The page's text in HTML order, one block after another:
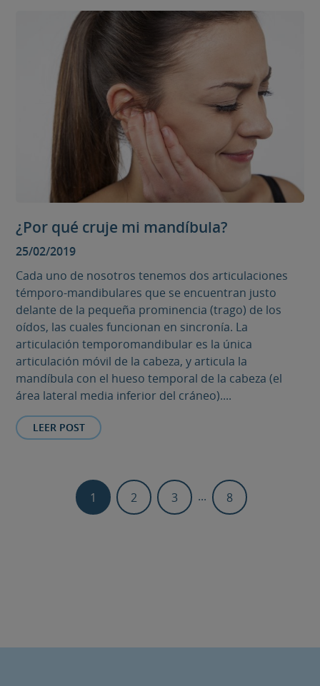
¿Por qué cruje mi mandíbula?
25/02/2019
Cada uno de nosotros tenemos dos articulaciones
témporo-mandibulares que se encuentran justo
delante de la pequeña prominencia (trago) de los
oídos, las cuales funcionan en sincronía. La
articulación temporomandibular es la única
articulación móvil de la cabeza, y articula la
mandíbula con el hueso temporal de la cabeza (el
área lateral media inferior del cráneo)....
LEER POST
1 2 3 ... 8